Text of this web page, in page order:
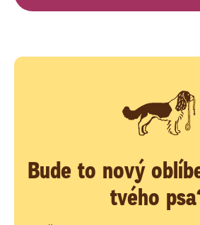
Bude to nový
tvého